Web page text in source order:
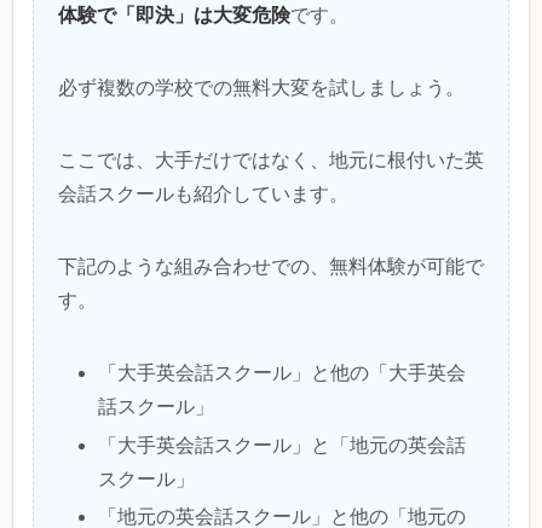
体験で「即決」は大変危険です。
必ず複数の学校での無料大変を試しましょう。
ここでは、大手だけではなく、地元に根付いた英
会話スクールも紹介しています。
下記のような組み合わせでの、無料体験が可能で
す。
「大手英会話スクール」と他の「大手英会
話スクール」
「大手英会話スクール」と「地元の英会話
スクール」
「地元の英会話スクール」と他の「地元の